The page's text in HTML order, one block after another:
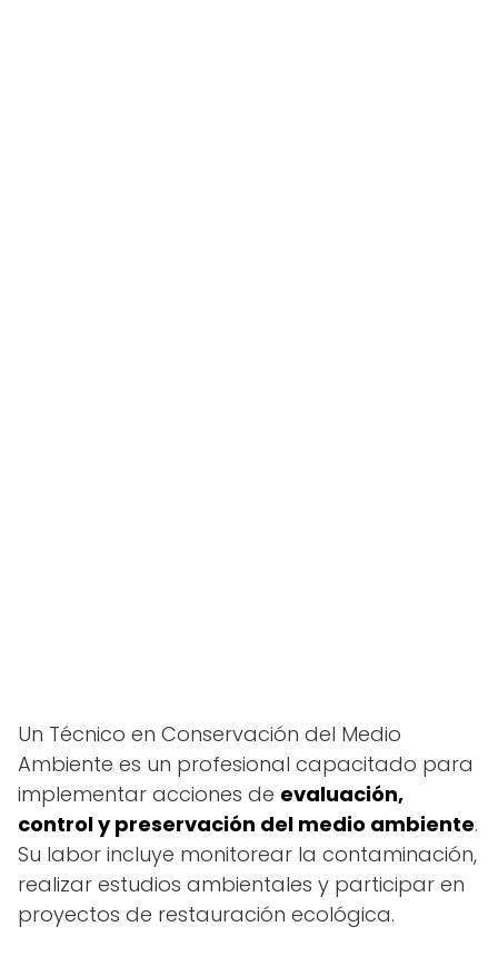
Un Técnico en Conservación del Medio
Ambiente es un profesional capacitado para
implementar acciones de evaluación,
control y preservación del medio ambiente.
Su labor incluye monitorear la contaminación,
realizar estudios ambientales y participar en
proyectos de restauración ecológica.